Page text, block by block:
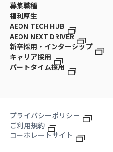
募集職種
福利厚生
AEON TECH HUB
AEON NEXT DRIVER
新卒採用・インターシップ
キャリア採用
パートタイム採用
プライバシーポリシー
ご利用規約
コーポレートサイト